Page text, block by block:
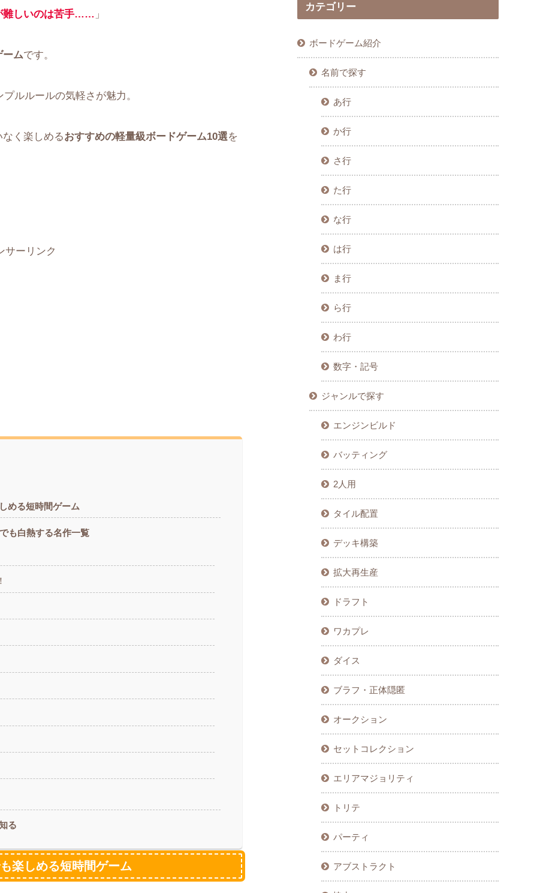
難しいのは苦手…… 」
ームです。
ルルールの気軽さが魅力。
く楽しめるおすすめの軽量級ボードゲーム10選を
サーリンク
める短時間ゲーム
も白熱する名作一覧
る
楽しめる短時間ゲーム
カテゴリー
ボードゲーム紹介
名前で探す
あ行
か行
さ行
た行
な行
は行
ま行
ら行
わ行
数字・記号
ジャンルで探す
エンジンビルド
バッティング
2人用
タイル配置
デッキ構築
拡大再生産
ドラフト
ワカプレ
ダイス
ブラフ・正体隠匿
オークション
セットコレクション
エリアマジョリティ
トリテ
パーティ
アブストラクト